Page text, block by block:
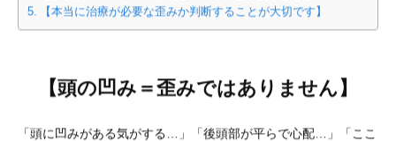
【本当に治療が必要な歪みか判断することが大切です】
【頭の凹み＝歪みではありません】
「頭に凹みがある気がする…」「後頭部が平らで心配…」「ここ